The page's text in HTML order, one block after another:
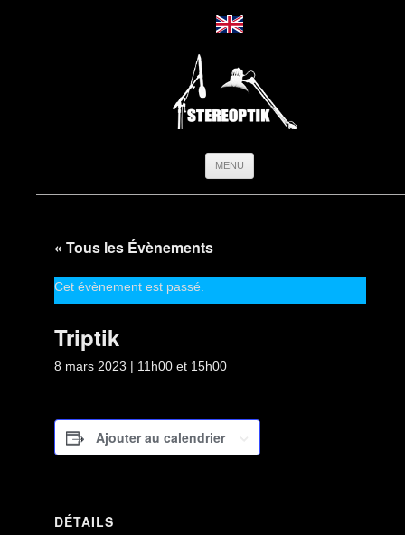
MENU
« Tous les Évènements
Cet évènement est passé.
Triptik
8 mars 2023 | 11h00 et 15h00
Ajouter au calendrier
DÉTAILS